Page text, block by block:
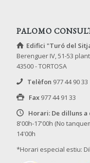
PALOMO
Edifici "Turó del
Berenguer IV, 51-53
43500 - TORTOSA
Telèfon 977 44 90 33
Fax 977 44 91 33
Horari: De dilluns a
8'00h-17'00h (No
14'00h
*Horari especial estiu: